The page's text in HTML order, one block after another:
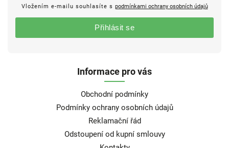
Informace pro vás
Obchodní podmínky
Podmínky ochrany osobních údajů
Reklamační řád
Odstoupení od kupní smlouvy
Vložením e-mailu souhlasíte s podmínkami ochrany osobních údajů
Přihlásit se